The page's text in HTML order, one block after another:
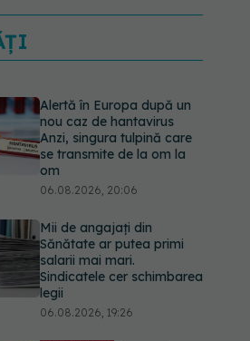
Alertă în Europa după un
nou caz de hantavirus
Anzi, singura tulpină care
se transmite de la om la
om
06.08.2026, 20:06
Mii de angajați din
Sănătate ar putea primi
salarii mai mari.
Sindicatele cer schimbarea
legii
06.08.2026, 19:26